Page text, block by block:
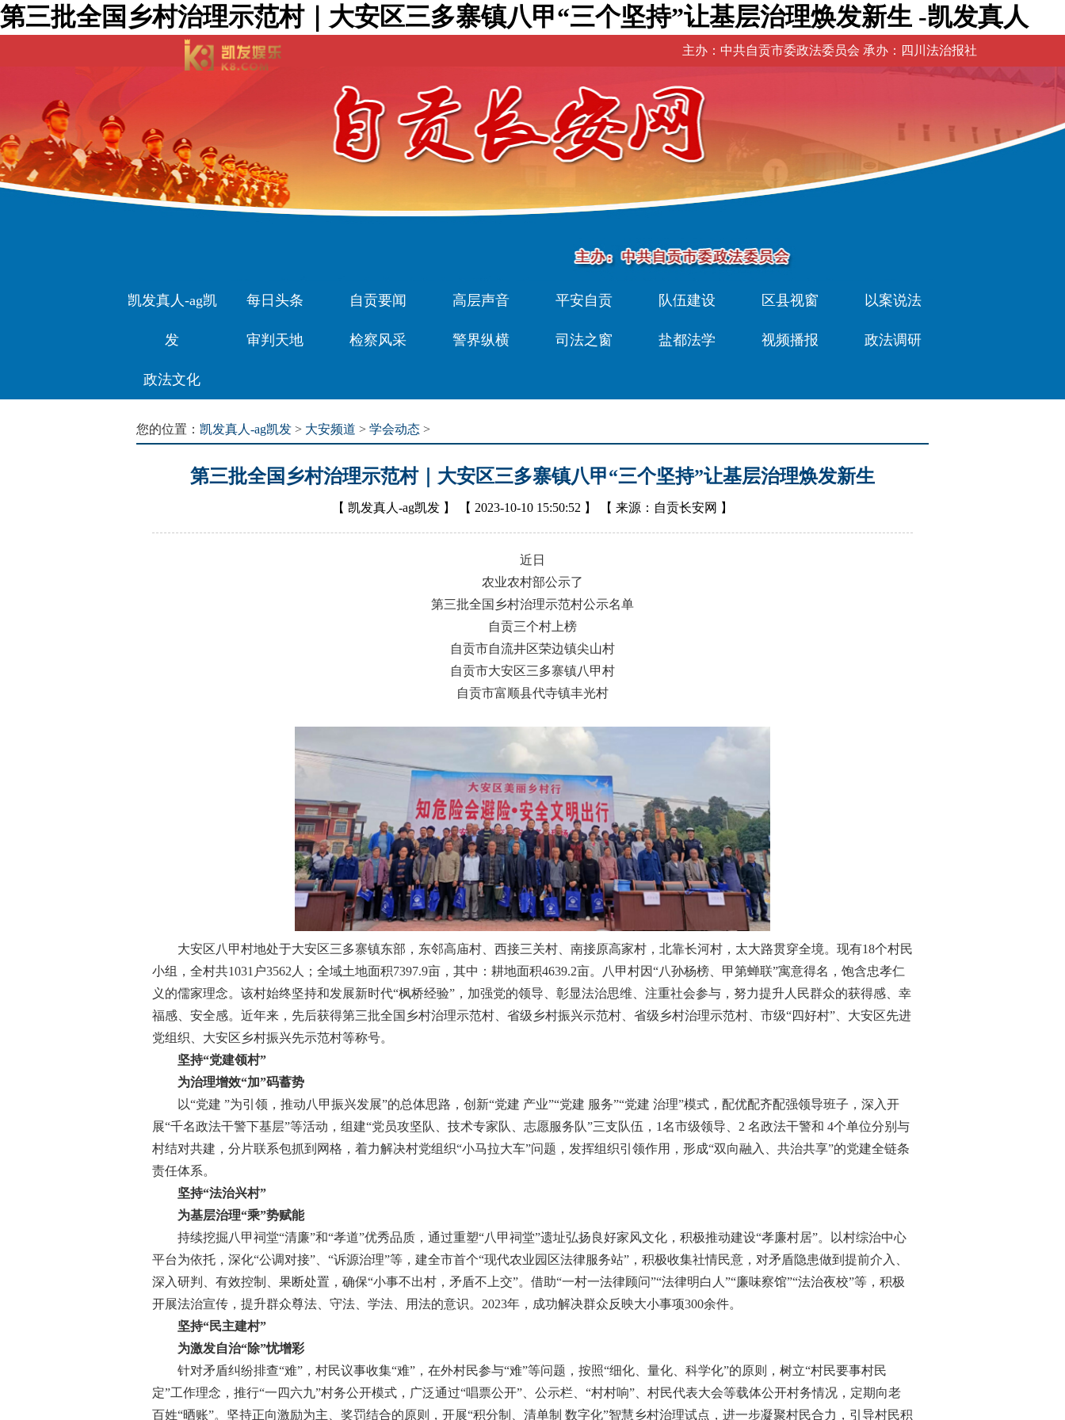
第三批全国乡村治理示范村｜大安区三多寨镇八甲“三个坚持”让基层治理焕发新生 -凯发真人
主办：中共自贡市委政法委员会 承办：四川法治报社
凯发真人-ag凯
发
每日头条 自贡要闻 高层声音 平安自贡 队伍建设 区县视窗 以案说法
审判天地 检察风采 警界纵横 司法之窗 盐都法学 视频播报 政法调研
政法文化
您的位置： 凯发真人-ag凯发 > 大安频道 > 学会动态 >
第三批全国乡村治理示范村｜大安区三多寨镇八甲“三个坚持”让基层治理焕发新生
【 凯发真人-ag凯发 】 【 2023-10-10 15:50:52 】 【 来源：自贡长安网 】
近日
农业农村部公示了
第三批全国乡村治理示范村公示名单
自贡三个村上榜
自贡市自流井区荣边镇尖山村
自贡市大安区三多寨镇八甲村
自贡市富顺县代寺镇丰光村
大安区八甲村地处于大安区三多寨镇东部，东邻高庙村、西接三关村、南接原高家村，北靠长河村，太大路贯穿全境。现有18个村民
小组，全村共1031户3562人；全域土地面积7397.9亩，其中：耕地面积4639.2亩。八甲村因“八孙杨榜、甲第蝉联”寓意得名，饱含忠孝仁
义的儒家理念。该村始终坚持和发展新时代“枫桥经验”，加强党的领导、彰显法治思维、注重社会参与，努力提升人民群众的获得感、幸
福感、安全感。近年来，先后获得第三批全国乡村治理示范村、省级乡村振兴示范村、省级乡村治理示范村、市级“四好村”、大安区先进
党组织、大安区乡村振兴先示范村等称号。
坚持“党建领村”
为治理增效“加”码蓄势
以“党建 ”为引领，推动八甲振兴发展”的总体思路，创新“党建 产业”“党建 服务”“党建 治理”模式，配优配齐配强领导班子，深入开
展“千名政法干警下基层”等活动，组建“党员攻坚队、技术专家队、志愿服务队”三支队伍，1名市级领导、2 名政法干警和 4个单位分别与
村结对共建，分片联系包抓到网格，着力解决村党组织“小马拉大车”问题，发挥组织引领作用，形成“双向融入、共治共享”的党建全链条
责任体系。
坚持“法治兴村”
为基层治理“乘”势赋能
持续挖掘八甲祠堂“清廉”和“孝道”优秀品质，通过重塑“八甲祠堂”遗址弘扬良好家风文化，积极推动建设“孝廉村居”。以村综治中心
平台为依托，深化“公调对接”、“诉源治理”等，建全市首个“现代农业园区法律服务站”，积极收集社情民意，对矛盾隐患做到提前介入、
深入研判、有效控制、果断处置，确保“小事不出村，矛盾不上交”。借助“一村一法律顾问”“法律明白人”“廉味察馆”“法治夜校”等，积极
开展法治宣传，提升群众尊法、守法、学法、用法的意识。2023年，成功解决群众反映大小事项300余件。
坚持“民主建村”
为激发自治“除”忧增彩
针对矛盾纠纷排查“难”，村民议事收集“难”，在外村民参与“难”等问题，按照“细化、量化、科学化”的原则，树立“村民要事村民
定”工作理念，推行“一四六九”村务公开模式，广泛通过“唱票公开”、公示栏、“村村响”、村民代表大会等载体公开村务情况，定期向老
百姓“晒账”。坚持正向激励为主、奖罚结合的原则，开展“积分制、清单制 数字化”智慧乡村治理试点，进一步凝聚村民合力，引导村民积